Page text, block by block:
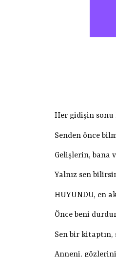
Her gidişin sonu
Senden önce
Gelişlerin, bana
Yalnız sen
HUYUNDU, en
Önce beni
Sen bir kitaptın,
Anneni,